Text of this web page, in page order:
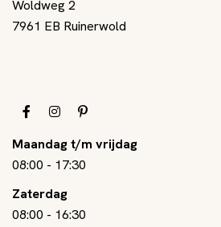
Woldweg 2
7961 EB Ruinerwold
Maandag t/m vrijdag
08:00 - 17:30
Zaterdag
08:00 - 16:30